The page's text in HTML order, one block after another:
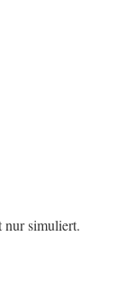
simuliert.